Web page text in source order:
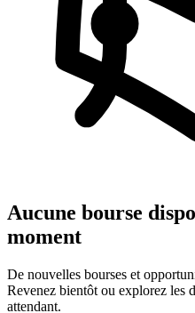
Aucune bourse
moment
De nouvelles bourses et
Revenez bientôt ou explorez les
attendant.